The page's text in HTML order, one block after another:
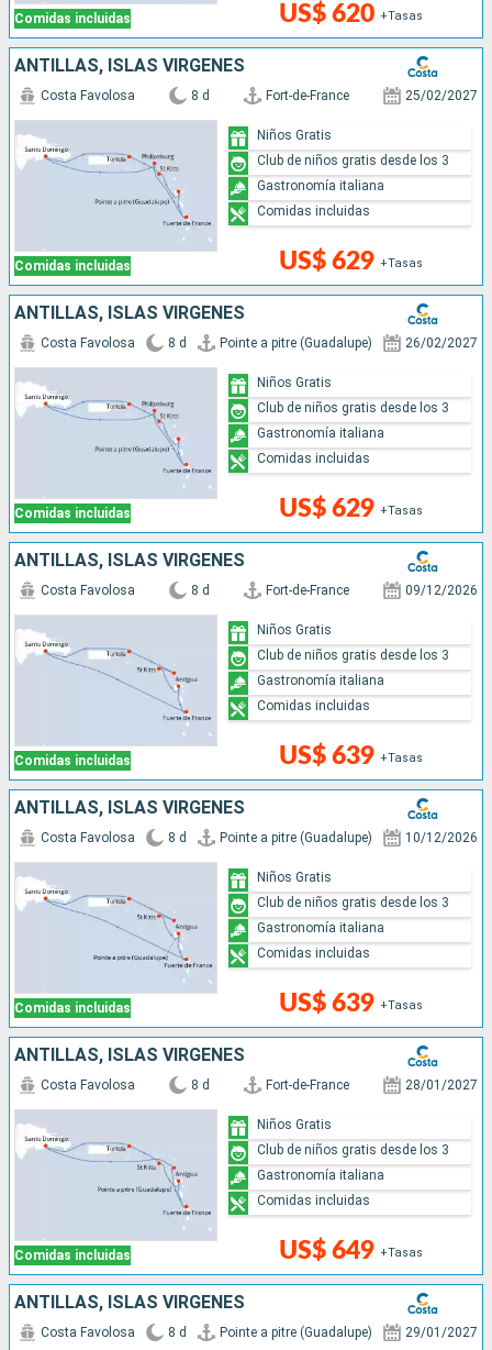
Comidas incluidas US$ 620 +Tasas
ANTILLAS, ISLAS VÍRGENES
Comidas incluidas
Costa Favolosa 8 d Fort-de-France 25/02/2027
US$ 629 +Tasas
Niños Gratis
Club de niños gratis desde los 3
Gastronomía italiana
Comidas incluidas
ANTILLAS, ISLAS VÍRGENES
Comidas incluidas
Costa Favolosa 8 d Pointe a pitre (Guadalupe) 26/02/2027
US$ 629 +Tasas
Niños Gratis
Club de niños gratis desde los 3
Gastronomía italiana
Comidas incluidas
ANTILLAS, ISLAS VÍRGENES
Comidas incluidas
Costa Favolosa 8 d Fort-de-France 09/12/2026
US$ 639 +Tasas
Niños Gratis
Club de niños gratis desde los 3
Gastronomía italiana
Comidas incluidas
ANTILLAS, ISLAS VÍRGENES
Comidas incluidas
Costa Favolosa 8 d Pointe a pitre (Guadalupe) 10/12/2026
US$ 639 +Tasas
Niños Gratis
Club de niños gratis desde los 3
Gastronomía italiana
Comidas incluidas
ANTILLAS, ISLAS VÍRGENES
Comidas incluidas
Costa Favolosa 8 d Fort-de-France 28/01/2027
US$ 649 +Tasas
Niños Gratis
Club de niños gratis desde los 3
Gastronomía italiana
Comidas incluidas
ANTILLAS, ISLAS VÍRGENES
Costa Favolosa 8 d Pointe a pitre (Guadalupe) 29/01/2027